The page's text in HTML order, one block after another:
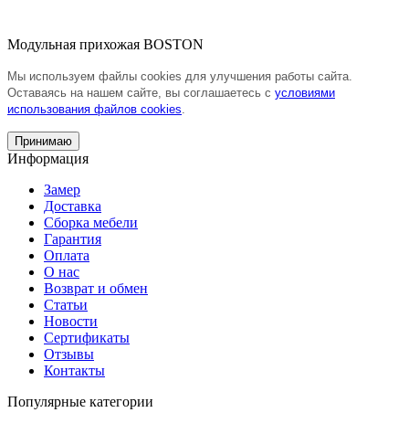
Модульная прихожая BOSTON
Мы используем файлы cookies для улучшения работы сайта.
Оставаясь на нашем сайте, вы соглашаетесь с условиями
использования файлов cookies
Принимаю
Информация
Замер
Доставка
Сборка мебели
Гарантия
Оплата
О нас
Возврат и обмен
Статьи
Новости
Сертификаты
Отзывы
Контакты
Популярные категории